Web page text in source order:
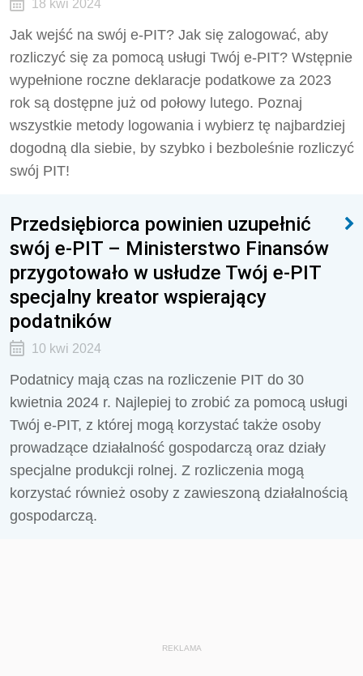
18 kwi 2024
Jak wejść na swój e-PIT? Jak się zalogować, aby
rozliczyć się za pomocą usługi Twój e-PIT? Wstępnie
wypełnione roczne deklaracje podatkowe za 2023
rok są dostępne już od połowy lutego. Poznaj
wszystkie metody logowania i wybierz tę najbardziej
dogodną dla siebie, by szybko i bezboleśnie rozliczyć
swój PIT!
Przedsiębiorca powinien uzupełnić
swój e-PIT – Ministerstwo Finansów
przygotowało w usłudze Twój e-PIT
specjalny kreator wspierający
podatników
10 kwi 2024
Podatnicy mają czas na rozliczenie PIT do 30
kwietnia 2024 r. Najlepiej to zrobić za pomocą usługi
Twój e-PIT, z której mogą korzystać także osoby
prowadzące działalność gospodarczą oraz działy
specjalne produkcji rolnej. Z rozliczenia mogą
korzystać również osoby z zawieszoną działalnością
gospodarczą.
REKLAMA